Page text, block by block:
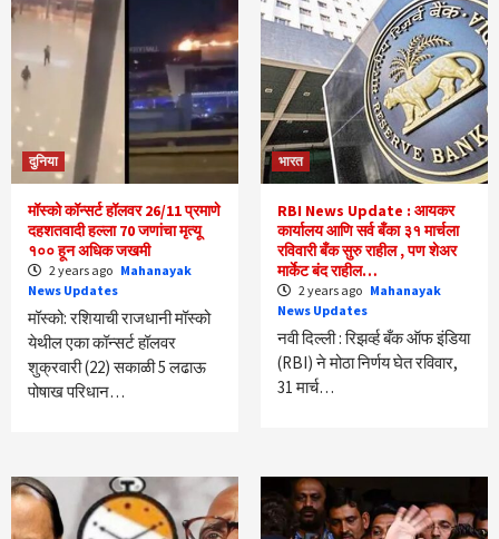
दुनिया
मॉस्को कॉन्सर्ट हॉलवर 26/11 प्रमाणे
दहशतवादी हल्ला 70 जणांचा मृत्यू
१०० हून अधिक जखमी
2 years ago Mahanayak
News Updates
मॉस्को: रशियाची राजधानी मॉस्को
येथील एका कॉन्सर्ट हॉलवर
शुक्रवारी (22) सकाळी 5 लढाऊ
पोषाख परिधान…
भारत
RBI News Update : आयकर
कार्यालय आणि सर्व बँका ३१ मार्चला
रविवारी बँक सुरु राहील , पण शेअर
मार्केट बंद राहील…
2 years ago Mahanayak
News Updates
नवी दिल्ली : रिझर्व्ह बँक ऑफ इंडिया
(RBI) ने मोठा निर्णय घेत रविवार,
31 मार्च…